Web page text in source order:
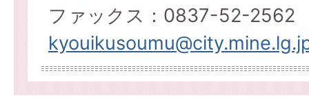
ファックス：0837-52-2562